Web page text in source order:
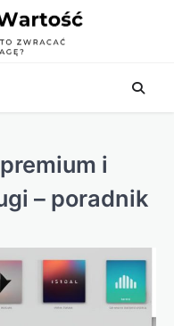
i
– poradnik